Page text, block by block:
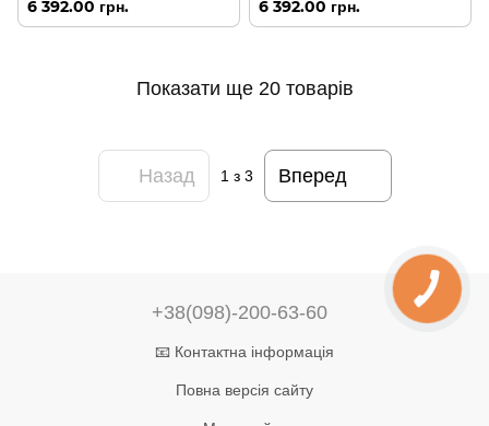
6 392.00 грн. 6 392.00 грн.
Показати ще 20 товарів
Назад 1з 3 Вперед
+38(098)-200-63-60
📧 Контактна інформація
Повна версія сайту